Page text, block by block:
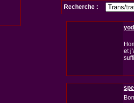
Recherche :
et